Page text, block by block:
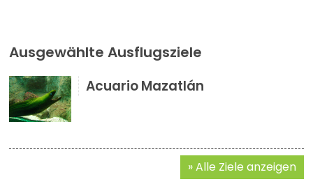
Ausgewählte Ausflugsziele
Acuario Mazatlán
Alle Ziele anzeigen